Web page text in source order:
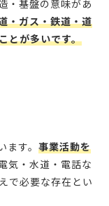
・基盤の意味があ
・ガス・鉄道・道
とが多いです。
す。 事業活動を
気・水道・電話な
で必要な存在とい